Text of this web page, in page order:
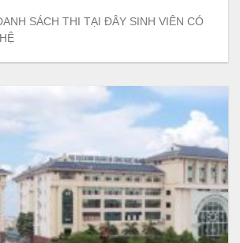
SÁCH THI TẠI ĐÂY SINH VIÊN CÓ